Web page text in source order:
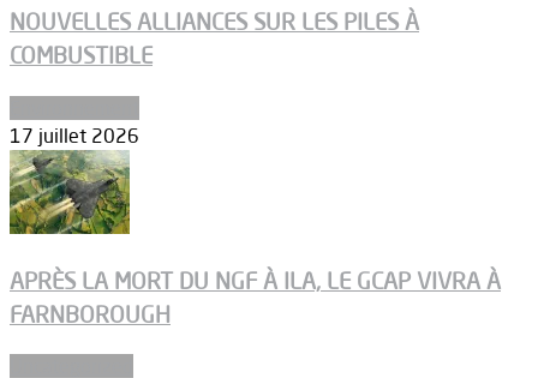
NOUVELLES ALLIANCES SUR LES PILES À
COMBUSTIBLE
17 juillet 2026
APRÈS LA MORT DU NGF À ILA, LE GCAP VIVRA À
FARNBOROUGH